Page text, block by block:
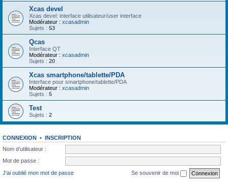
Xcas devel
Xcas devel: interface utilisateur/user interface
Modérateur : xcasadmin
Sujets : 53
Qcas
Interface QT
Modérateur : xcasadmin
Sujets : 20
Xcas smartphone/tablette/PDA
Interface pour smartphone/tablette/PDA
Modérateur : xcasadmin
Sujets : 5
Test
Sujets : 2
CONNEXION • INSCRIPTION
Nom d’utilisateur :
Mot de passe :
J’ai oublié mon mot de passe
Se souvenir de moi